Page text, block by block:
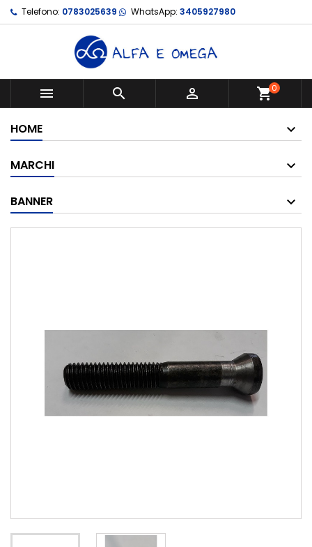
Telefono: 0783025639 WhatsApp: 3405927980
   shopping_cart0
HOME
MARCHI
BANNER